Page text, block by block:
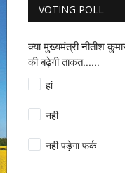
VOTING POLL
क्या मुख्यमंत्री नीतीश
की बढ़ेगी ताकत......
हां
नही
नही पड़ेगा फर्क